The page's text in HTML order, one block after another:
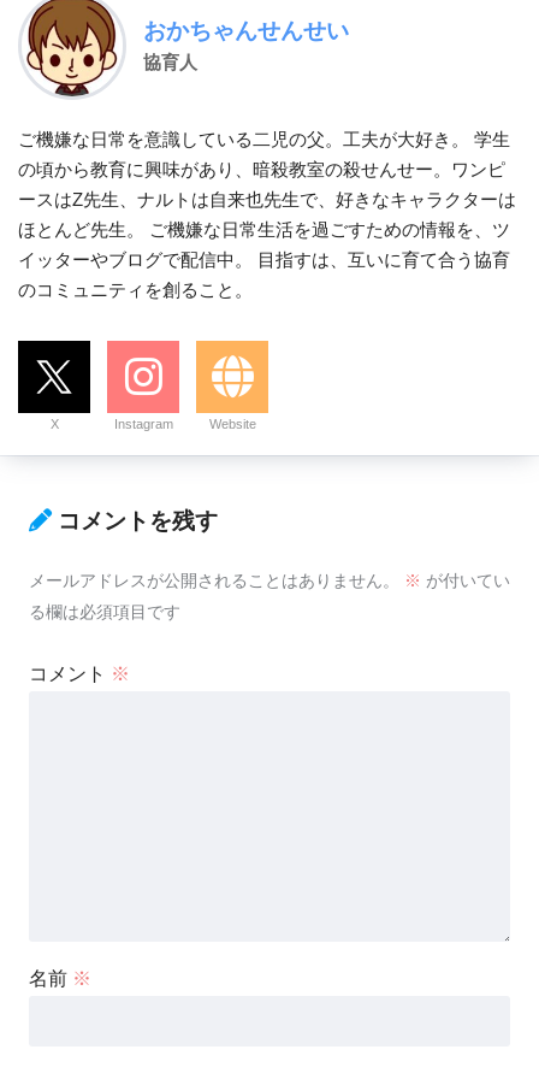
おかちゃんせんせい
協育人
ご機嫌な日常を意識している二児の父。工夫が大好き。 学生
の頃から教育に興味があり、暗殺教室の殺せんせー。ワンピ
ースはZ先生、ナルトは自来也先生で、好きなキャラクターは
ほとんど先生。 ご機嫌な日常生活を過ごすための情報を、ツ
イッターやブログで配信中。 目指すは、互いに育て合う協育
のコミュニティを創ること。
X Instagram Website
コメントを残す
メールアドレスが公開されることはありません。 ※ が付いてい
る欄は必須項目です
コメント ※
名前 ※